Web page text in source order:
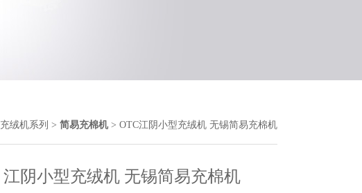
充绒机系列 > 简易充棉机> OTC江阴小型充绒机 无锡简易充棉机
江阴小型充绒机 无锡简易充棉机